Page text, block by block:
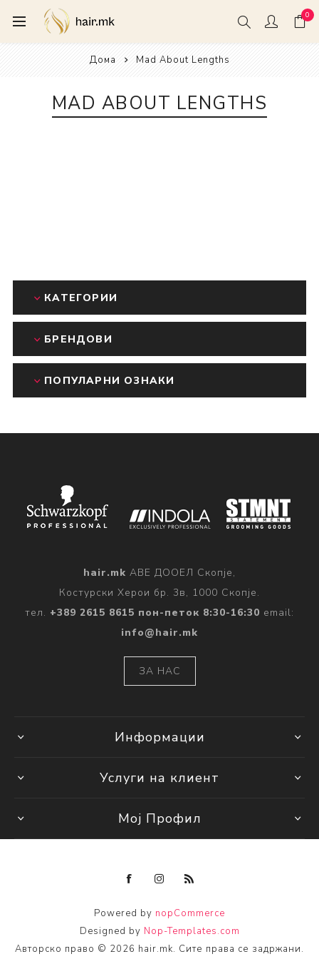
0
Дома Mad About Lengths
MAD ABOUT LENGTHS
КАТЕГОРИИ
БРЕНДОВИ
ПОПУЛАРНИ ОЗНАКИ
hair.mk АВЕ ДООЕЛ Скопје,
Костурски Херои бр. 3в, 1000 Скопје.
тел. +389 2615 8615 пон-петок 8:30-16:30 email:
info@hair.mk
ЗА НАС
Информации
Услуги на клиент
Мој Профил
Powered by nopCommerce
Designed by Nop-Templates.com
Авторско право © 2026 hair.mk. Сите права се задржани.